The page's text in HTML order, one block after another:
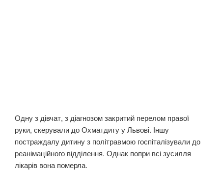
Одну з дівчат, з діагнозом закритий перелом правої
руки, скерували до Охматдиту у Львові. Іншу
постраждалу дитину з політравмою госпіталізували до
реанімаційного відділення. Однак попри всі зусилля
лікарів вона померла.